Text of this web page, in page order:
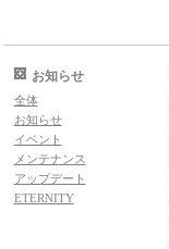
お知らせ
全体
お知らせ
イベント
メンテナンス
アップデート
ETERNITY